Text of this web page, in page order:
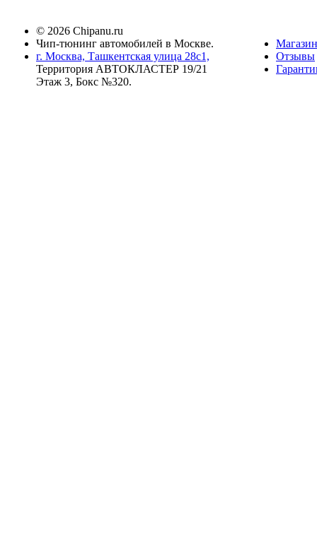
© 2026 Chipanu.ru
Чип-тюнинг автомобилей в Москве.
г. Москва, Ташкентская улица 28с1,
Территория АВТОКЛАСТЕР 19/21
Этаж 3, Бокс №320.
Отзывы